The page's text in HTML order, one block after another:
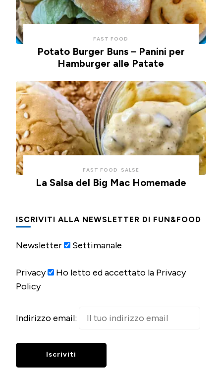
FAST FOOD
Potato Burger Buns – Panini per
Hamburger alle Patate
FAST FOOD SALSE
La Salsa del Big Mac Homemade
ISCRIVITI ALLA NEWSLETTER DI FUN&FOOD
Newsletter Settimanale
Privacy
Ho letto ed accettato la Privacy
Policy
Indirizzo email: